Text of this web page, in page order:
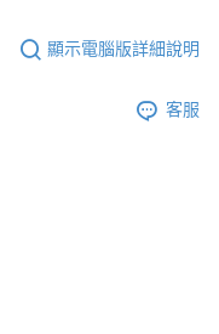
顯示電腦版詳細說明
客服